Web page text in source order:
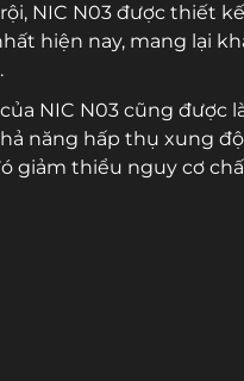
NIC N03 được thiết
hiện nay, mang lại
NIC N03 cũng được
năng hấp thụ xung
giảm thiểu nguy cơ